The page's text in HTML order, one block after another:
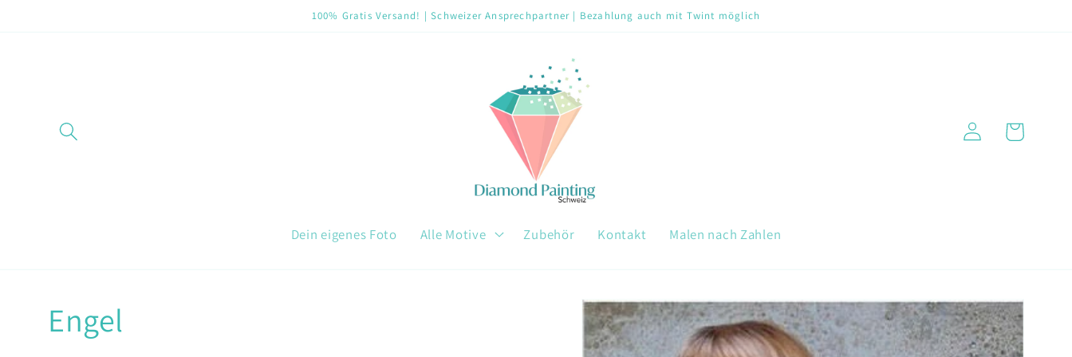
100% Gratis Versand! | Schweizer Ansprechpartner | Bezahlung auch mit Twint möglich
Dein eigenes Foto Alle Motive Zubehör Kontakt Malen nach Zahlen
EinloggenWarenkorb
Engel